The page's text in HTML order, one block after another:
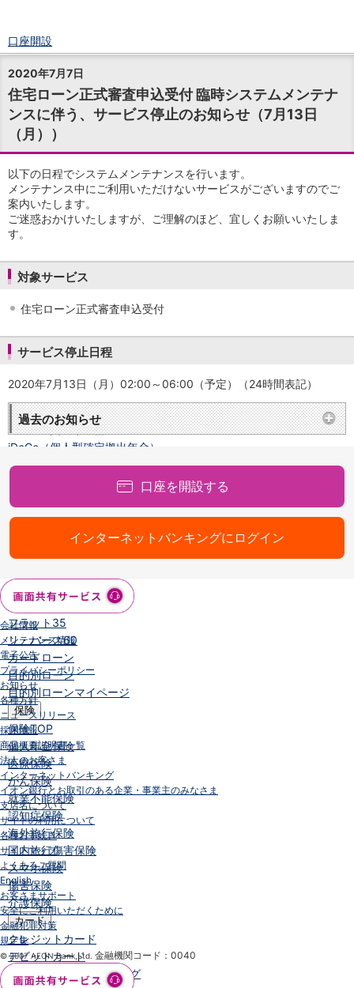
口座開設
ログイン
チャット
メニュー
商品・サービス
預金
円預金TOP
普通預金
定期預金
積立式定期預金
外貨預金TOP
外貨普通預金
外貨普通預金積立
投資信託TOP
投信つみたて
NISA
金銭信託
金銭信託のしくみ
取扱商品一覧
iDeCo・国民年金基金
iDeCo（個人型確定拠出年金）
国民年金基金
ロボアドバイザークラウドファンディング TOP
WealthNavi for イオン銀行（ロボアドバイザー）
funds
まいクラウドファンディング
お借換えの方
フラット35
リ・バース60
カードローン
目的別ローン
目的別ローンマイページ
保険
保険TOP
個人年金保険
医療保険
がん保険
就業不能保険
認知症保険
海外旅行保険
国内旅行傷害保険
スマホ保険
傷害保険
介護保険
カード
クレジットカード
デビットカード
インターネットバンキング
2020年7月7日
住宅ローン正式審査申込受付 臨時システムメンテナ
ンスに伴う、サービス停止のお知らせ（7月13日
（月））
以下の日程でシステムメンテナンスを行います。
メンテナンス中にご利用いただけないサービスがございますのでご
案内いたします。
ご迷惑おかけいたしますが、ご理解のほど、宜しくお願いいたしま
す。
対象サービス
住宅ローン正式審査申込受付
サービス停止日程
2020年7月13日（月）02:00～06:00（予定）（24時間表記）
過去のお知らせ
口座を開設する
インターネットバンキングにログイン
会社情報
メンテナンス情報
電子公告
プライバシーポリシー
お知らせ
各種方針
ニュースリリース
採用情報
商品概要説明書一覧
法人のお客さま
インターネットバンキング
イオン銀行とお取引のある企業・事業主のみなさま
支店名について
サイトの利用について
各種お手続き
サイトマップ
よくあるご質問
English
お客さまサポート
安全にご利用いただくために
金融犯罪対策
規定集
© 2007 AEON Bank,Ltd. 金融機関コード：0040